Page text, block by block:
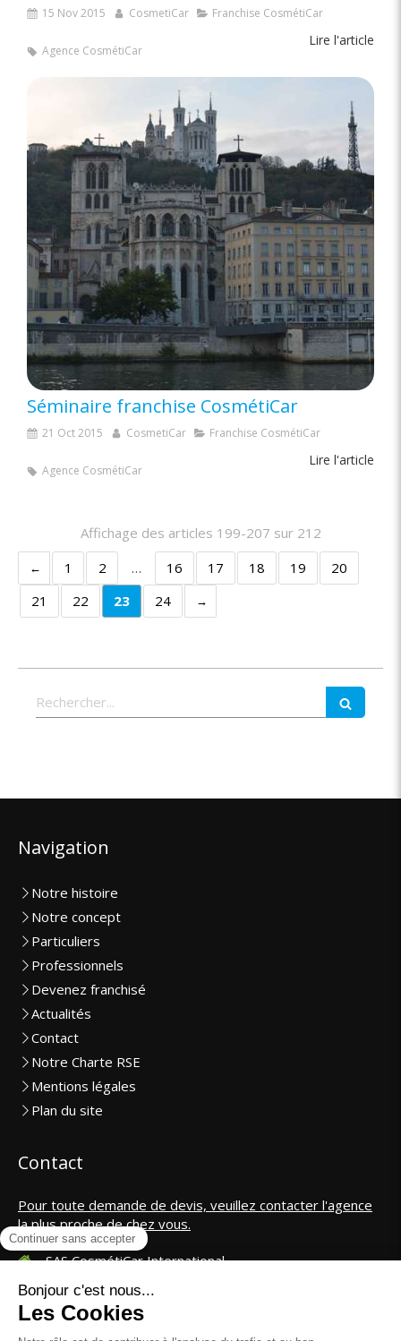
15 Nov 2015 CosmetiCar Franchise CosmétiCar
Lire l'article
Agence CosmétiCar
Séminaire franchise CosmétiCar
21 Oct 2015 CosmetiCar Franchise CosmétiCar
Lire l'article
Agence CosmétiCar
Affichage des articles 199-207 sur 212
1
2 … 16 17 18 19
20
21
22 23 24
Rechercher
Navigation
Notre histoire
Notre concept
Particuliers
Professionnels
Devenez franchisé
Actualités
Contact
Notre Charte RSE
Mentions légales
Plan du site
Contact
Pour toute demande de devis, veuillez contacter l'agence
la plus proche de chez vous.
SAS CosmétiCar International
contact@cosmeticar.fr